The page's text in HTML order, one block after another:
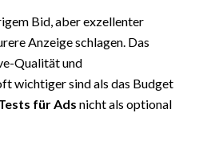
Bid, aber exzellenter
Anzeige schlagen. Das
Qualität und
wichtiger sind als das Budget
für Ads nicht als optional